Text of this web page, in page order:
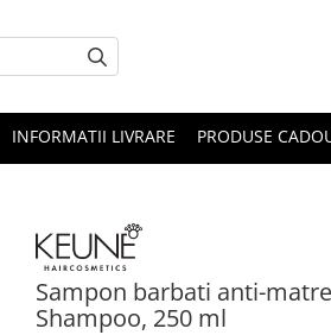
INFORMATII LIVRARE PRODUSE
Sampon barbati anti-
Shampoo, 250 ml